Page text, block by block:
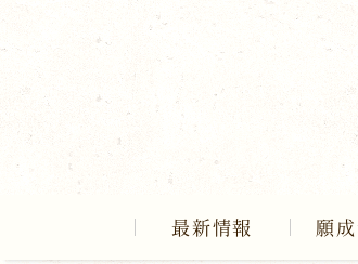
to
content
最新情報 願